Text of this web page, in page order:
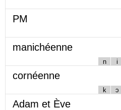
PM
manichéenne
n i
cornéenne
k ɔ
Adam et Ève